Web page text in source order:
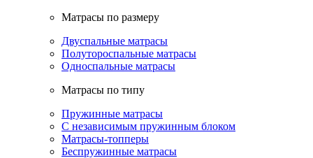
Матрасы по размеру
Двуспальные матрасы
Полутороспальные матрасы
Односпальные матрасы
Матрасы по типу
Пружинные матрасы
С независимым пружинным блоком
Матрасы-топперы
Беспружинные матрасы